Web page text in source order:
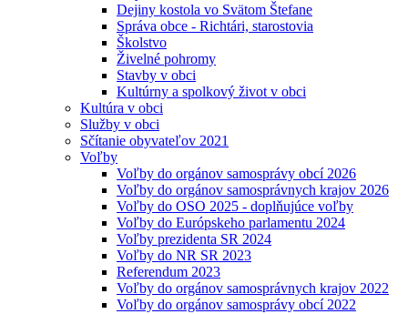
Dejiny kostola vo Svätom Štefane
Správa obce - Richtári, starostovia
Školstvo
Živelné pohromy
Stavby v obci
Kultúrny a spolkový život v obci
Kultúra v obci
Služby v obci
Sčítanie obyvateľov 2021
Voľby
Voľby do orgánov samosprávy obcí 2026
Voľby do orgánov samosprávnych krajov 2026
Voľby do OSO 2025 - doplňujúce voľby
Voľby do Európskeho parlamentu 2024
Voľby prezidenta SR 2024
Voľby do NR SR 2023
Referendum 2023
Voľby do orgánov samosprávnych krajov 2022
Voľby do orgánov samosprávy obcí 2022